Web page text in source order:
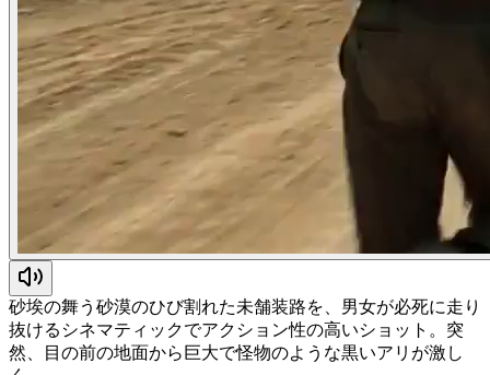
砂埃の舞う砂漠のひび割れた未舗装路を、男女が必死に走り
抜けるシネマティックでアクション性の高いショット。突
然、目の前の地面から巨大で怪物のような黒いアリが激し